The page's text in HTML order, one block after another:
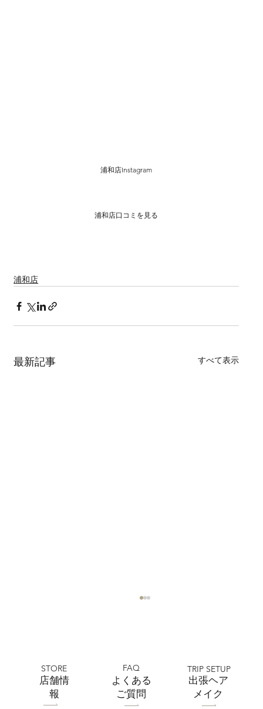
浦和店Instagram
浦和店口コミを見る
浦和店
最新記事 すべて表示
STORE
​店舗情
報
FAQ
よくある
ご質問
TRIP SETUP
出張ヘア
メイク